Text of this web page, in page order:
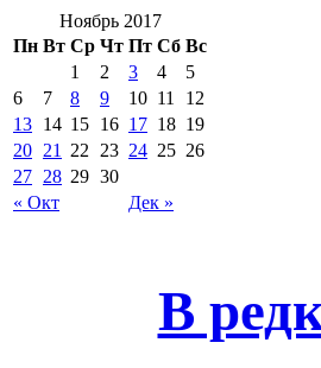
Ноябрь 2017
Пн Вт Ср Чт Пт Сб Вс
« Окт Дек »
1 2 3 4
5
6
7 8 9 10 11
12
13 14 15 16 17 18 19
20 21 22 23 24 25 26
27 28 29 30
В